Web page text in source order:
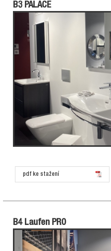
B3 PALACE
pdf ke stažení
B4 Laufen PRO